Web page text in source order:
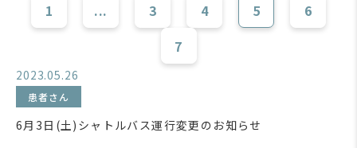
1 ... 3 4 5
6
7
2023.05.26
患者さん
6月3日(土)シャトルバス運行変更のお知らせ